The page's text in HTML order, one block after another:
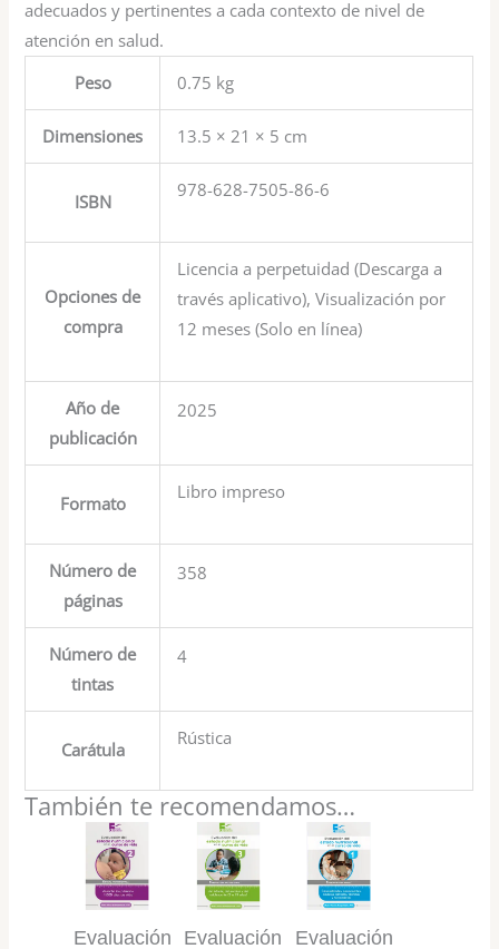
adecuados y pertinentes a cada contexto de nivel de
atención en salud.
Peso
0.75 kg
Dimensiones 13.5 × 21 × 5 cm
ISBN
978-628-7505-86-6
Opciones de
compra
Licencia a perpetuidad (Descarga a
través aplicativo), Visualización por
12 meses (Solo en línea)
Año de
publicación
2025
Formato
Libro impreso
Número de
páginas
358
Número de
tintas
4
Carátula
Rústica
También te recomendamos…
Evaluación Evaluación Evaluación